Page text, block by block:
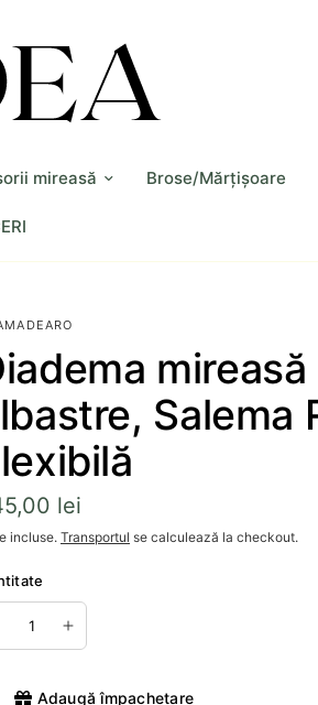
mireasă Brose/Mărțișoare
Salema
lei
incluse. Transportul se calculează la checkout.
Adaugă împachetare